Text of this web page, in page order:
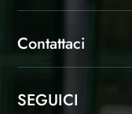
Contattaci
SEGUICI